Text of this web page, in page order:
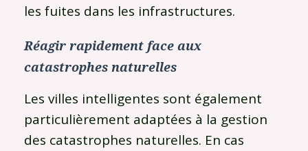
les fuites dans les infrastructures.
Réagir rapidement face aux
catastrophes naturelles
Les villes intelligentes sont également
particulièrement adaptées à la gestion
des catastrophes naturelles. En cas